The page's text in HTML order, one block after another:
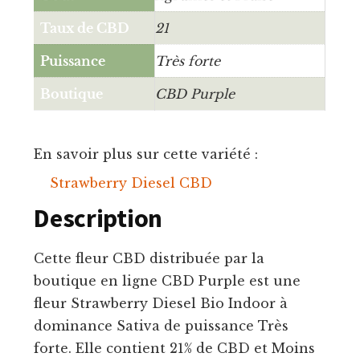
Taux de CBD 21
Puissance Très forte
Boutique CBD Purple
En savoir plus sur cette variété :
Strawberry Diesel CBD
Description
Cette fleur CBD distribuée par la
boutique en ligne CBD Purple est une
fleur Strawberry Diesel Bio Indoor à
dominance Sativa de puissance Très
forte. Elle contient 21% de CBD et Moins